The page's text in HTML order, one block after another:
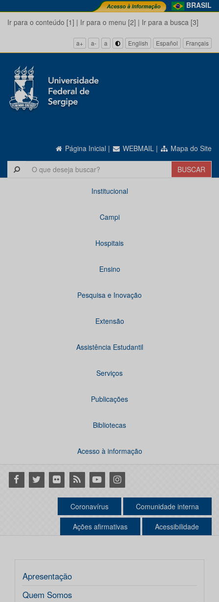
BRASIL
Ir para o conteúdo [1] | Ir para o menu [2] | Ir para a busca [3]
a+ a- a English Español Français
Página Inicial | WEBMAIL | Mapa do Site
Institucional
Campi
Hospitais
Ensino
Pesquisa e Inovação
Extensão
Assistência Estudantil
Serviços
Publicações
Bibliotecas
Acesso à informação
Facebook
Twitter Flickr RSS YoutubeInstagram
Coronavírus Comunidade interna
Ações afirmativas Acessibilidade
Apresentação
Quem Somos